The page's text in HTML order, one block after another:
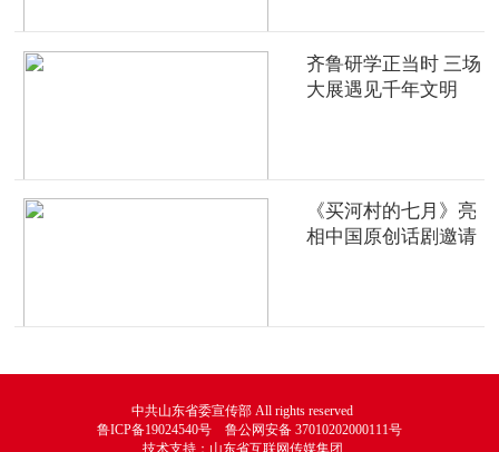
齐鲁研学正当时 三场
大展遇见千年文明
《买河村的七月》亮
相中国原创话剧邀请
中共山东省委宣传部 All rights reserved
鲁ICP备19024540号 鲁公网安备 37010202000111号
技术支持：山东省互联网传媒集团